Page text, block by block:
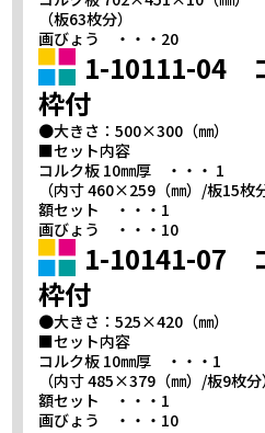
（板63枚分）
画びょう ・・・20
1-10111-04
枠付
●大きさ：500×300（㎜）
■セット内容
コルク板 10㎜厚 ・・・ 1
（内寸 460×259（㎜）/板15枚分
額セット ・・・1
画びょう ・・・10
1-10141-07
枠付
●大きさ：525×420（㎜）
■セット内容
コルク板 10㎜厚 ・・・1
（内寸 485×379（㎜）/板9枚分
額セット ・・・1
画びょう ・・・10